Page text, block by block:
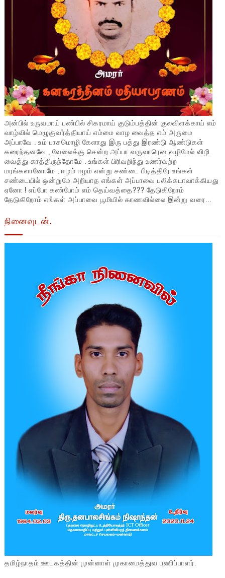
அன்பில் உருவமாய் பண்பில் சிகரமாய் குடும்பத்தின் குலவிளக்காய் எம்
வாழ்வில் மெழுகுவர்த்தியாய் எம்மை வாழ வைத்த எம் அருமை
அப்பாவே . உம் பாசமொழி கேளாது இரு பத்து இரண்டு ஆண்டுகள்
கரைந்தனவே , வேலைக்கு சென்ற அப்பா வருவாரென வழிமேல் விழி
வைத்து காத்திருந்தோமே . உங்கள் பிரிவறிந்து உணர்வற்ற
மரங்களானோமே , ஈழம் ஈழம் என்று சண்டை பிடித்திரே உங்கள்
சண்டையில் ஒன்றுமே அறியாத எங்கள் அப்பாவை பலிக்கடாவாக்கியது
ஏனோ ! எப்போ கண்போம் எம் தெய்வத்தை??? தேடுகிறோம்
தேடுகிறோம் எங்கள் அப்பாவை பூமியில் காணவில்லை இன்று வரை...
நினைவுடன்.
தமிழ்நாதம் ஊடகத்தின் முன்னாள் முகாமைத்துவ பணிப்பாளர்.